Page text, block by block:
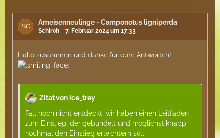
Ameisenneulinge - Camponotus ligniperda
Schiroh 7. Februar 2024 um 17:33
Hallo zusammen und danke für eure Antworten!
Zitat von ice_trey
Fall noch nicht entdeckt, wir haben einen Leitfaden
zum Einstieg, der gebündelt und möglichst knapp
nochmal den Einstieg erleichtern soll: